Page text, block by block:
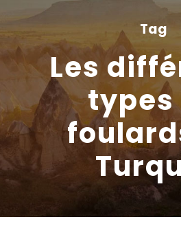
Tag
Les
types